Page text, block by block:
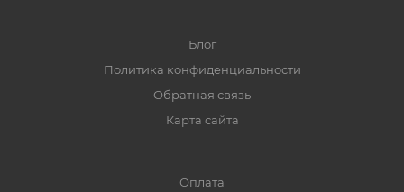
Блог
Политика конфиденциальности
Обратная связь
Карта сайта
Оплата